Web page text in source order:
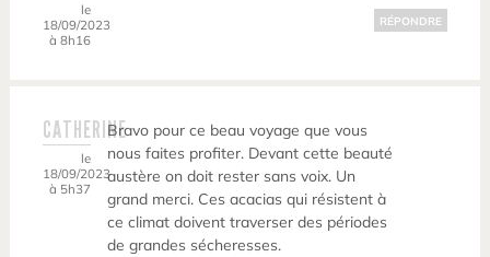
le
18/09/2023
à 8h16
RÉPONDRE
CATHERINE
le
18/09/2023
à 5h37
Bravo pour ce beau voyage que vous
nous faites profiter. Devant cette beauté
austère on doit rester sans voix. Un
grand merci. Ces acacias qui résistent à
ce climat doivent traverser des périodes
de grandes sécheresses.